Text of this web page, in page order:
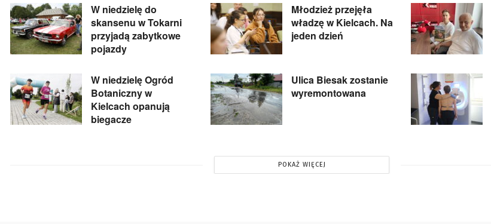
W niedzielę do
skansenu w Tokarni
przyjadą zabytkowe
pojazdy
Młodzież przejęła
władzę w Kielcach. Na
jeden dzień
W niedzielę Ogród
Botaniczny w
Kielcach opanują
biegacze
Ulica Biesak zostanie
wyremontowana
POKAŻ WIĘCEJ